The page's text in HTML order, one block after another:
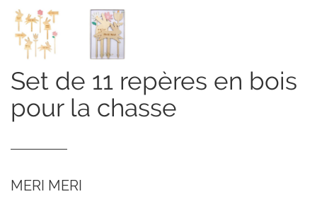
set de 11 repères en bois
pour la chasse
MERI MERI